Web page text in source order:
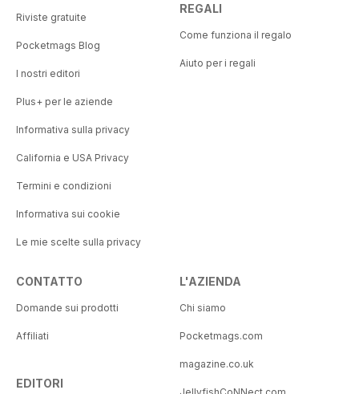
Riviste gratuite
Pocketmags Blog
I nostri editori
Plus+ per le aziende
Informativa sulla privacy
California e USA Privacy
Termini e condizioni
Informativa sui cookie
Le mie scelte sulla privacy
REGALI
Come funziona il regalo
Aiuto per i regali
CONTATTO
Domande sui prodotti
Affiliati
EDITORI
L'AZIENDA
Chi siamo
Pocketmags.com
magazine.co.uk